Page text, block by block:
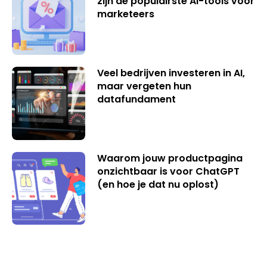
marketeers
Veel bedrijven investeren in AI,
maar vergeten hun
datafundament
Waarom jouw productpagina
onzichtbaar is voor ChatGPT
(en hoe je dat nu oplost)